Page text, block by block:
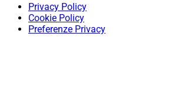
Privacy Policy
Cookie Policy
Preferenze Privacy